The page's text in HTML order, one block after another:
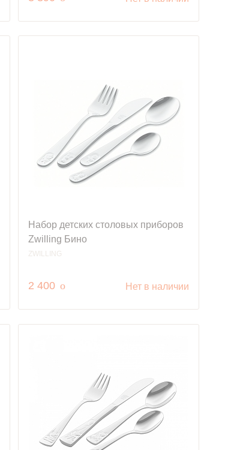
Набор детских столовых приборов
Zwilling Бино
ZWILLING
2 400 руб.
o Нет в наличии